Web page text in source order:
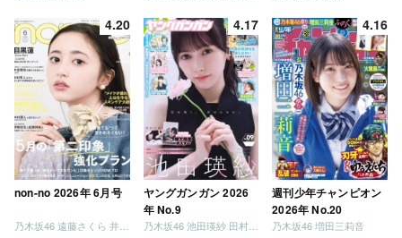
4.20
non-no 2026年 6月号
4.17
ヤングガンガン 2026
年 No.9
乃木坂46 池田瑛紗 田村真佑
4.16
週刊少年チャンピオン
2026年 No.20
乃木坂46 増田三莉音